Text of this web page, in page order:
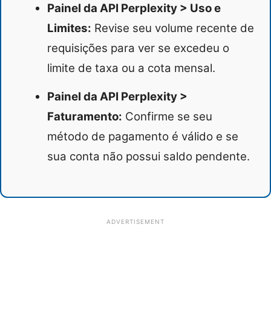
Painel da API Perplexity > Uso e
Limites: Revise seu volume recente de
requisições para ver se excedeu o
limite de taxa ou a cota mensal.
Painel da API Perplexity >
Faturamento: Confirme se seu
método de pagamento é válido e se
sua conta não possui saldo pendente.
ADVERTISEMENT